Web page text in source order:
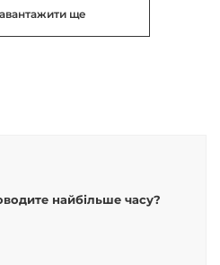
ще
найбільше часу?